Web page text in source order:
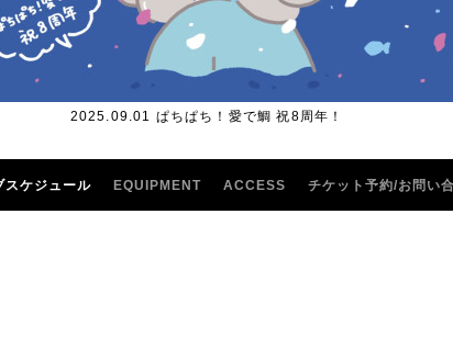
2025.09.01 ぱちぱち！愛で鯛 祝8周年！
スケジュール EQUIPMENT ACCESS チケット予約/お問い